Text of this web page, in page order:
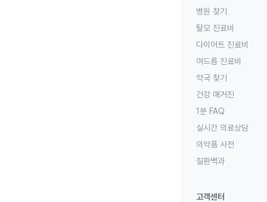
병원 찾기
탈모 진료비
다이어트 진료비
여드름 진료비
약국 찾기
건강 매거진
1분 FAQ
실시간 의료상담
의약품 사전
질환백과
고객센터